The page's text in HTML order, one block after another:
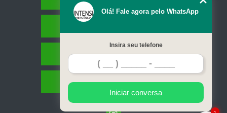
Contato
Mapa do site
Olá! Fale agora pelo WhatsApp
Insira seu telefone
Iniciar conversa